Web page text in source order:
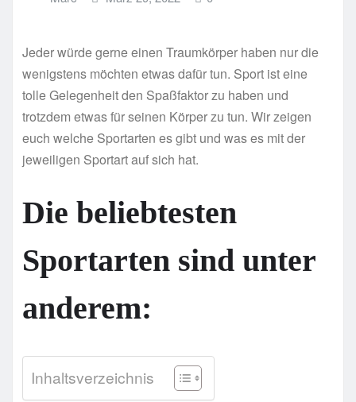
Jeder würde gerne einen Traumkörper haben nur die
wenigstens möchten etwas dafür tun. Sport ist eine
tolle Gelegenheit den Spaßfaktor zu haben und
trotzdem etwas für seinen Körper zu tun. Wir zeigen
euch welche Sportarten es gibt und was es mit der
jeweiligen Sportart auf sich hat.
Die beliebtesten
Sportarten sind unter
anderem:
Inhaltsverzeichnis